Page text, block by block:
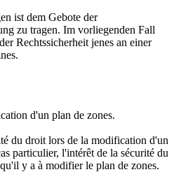
ist dem Gebote der
zu tragen. Im vorliegenden Fall
Rechtssicherheit jenes an einer
d'un plan de zones.
du droit lors de la modification d'un
particulier, l'intérêt de la sécurité du
y a à modifier le plan de zones.